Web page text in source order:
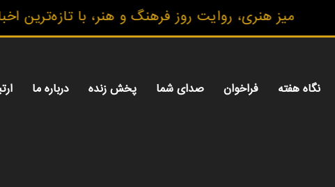
میز هنری، روایت روز فرهنگ و هنر، با تازه‌ترین اخبار،
نگاه هفته فراخوان صدای شما پخش زنده درباره ما